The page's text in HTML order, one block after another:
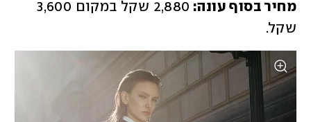
מחיר בסוף עונה:
שקל.